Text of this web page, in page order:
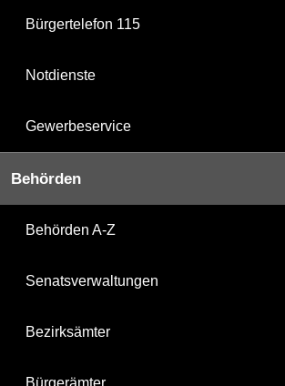
Bürgertelefon 115
Notdienste
Gewerbeservice
Behörden
Behörden A-Z
Senatsverwaltungen
Bezirksämter
Bürgerämter